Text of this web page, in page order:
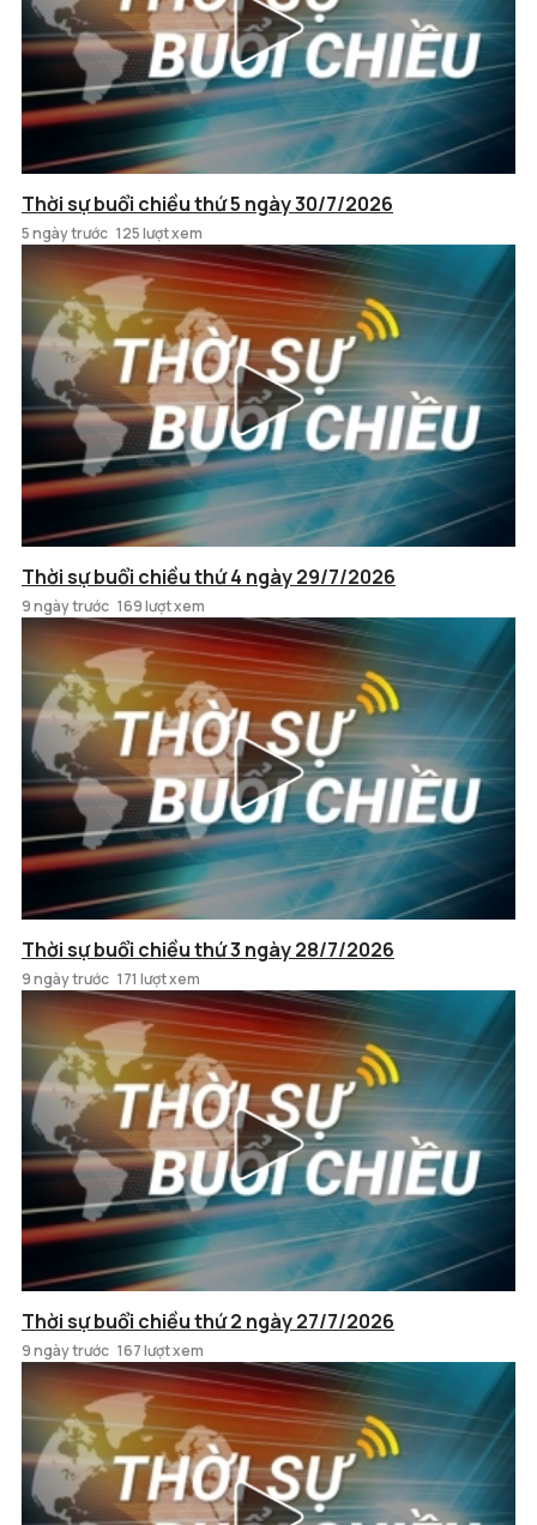
Thời sự buổi chiều thứ 5 ngày 30/7/2026
5 ngày trước 125 lượt xem
Thời sự buổi chiều thứ 4 ngày 29/7/2026
9 ngày trước 169 lượt xem
Thời sự buổi chiều thứ 3 ngày 28/7/2026
9 ngày trước 171 lượt xem
Thời sự buổi chiều thứ 2 ngày 27/7/2026
9 ngày trước 167 lượt xem